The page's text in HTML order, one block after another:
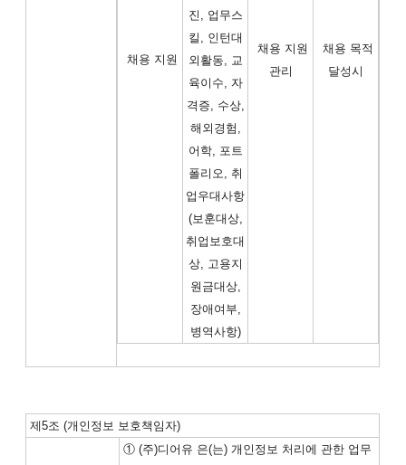
채용 지원
채용 지원
관리
채용 목적
달성시
진, 업무스
킬, 인턴대
외활동, 교
육이수, 자
격증, 수상,
해외경험,
어학, 포트
폴리오, 취
업우대사항
(보훈대상,
취업보호대
상, 고용지
원금대상,
장애여부,
병역사항)
제5조 (개인정보 보호책임자)
① (주)디어유 은(는) 개인정보 처리에 관한 업무